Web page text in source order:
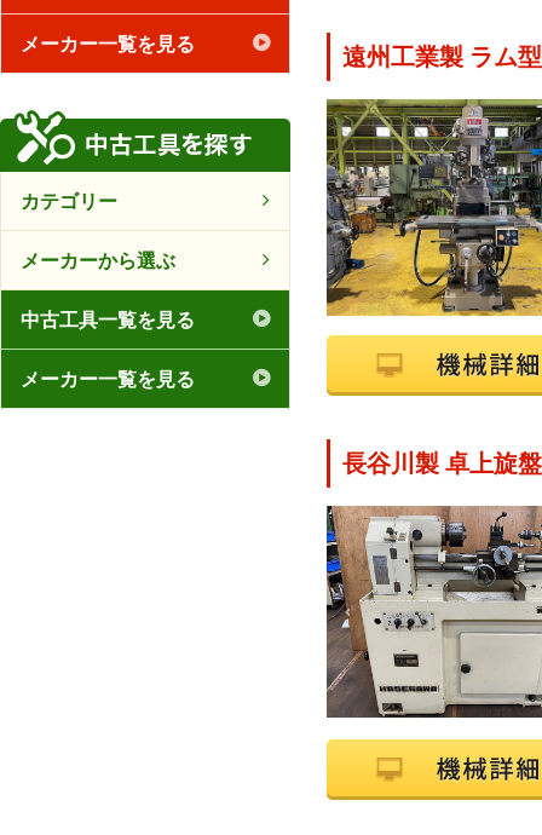
遠州工業製 ラム
長谷川製 卓上旋
メーカー一覧を見る
カテゴリー
メーカーから選ぶ
中古工具一覧を見る
メーカー一覧を見る